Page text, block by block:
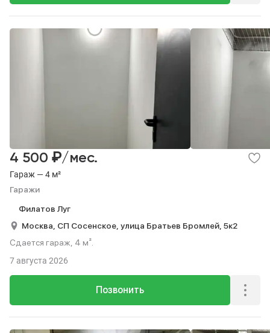
Гараж — 4 м²
Гаражи
4 500 ₽/мес.
Филатов Луг
Москва, СП Сосенское, улица Братьев Бромлей, 5к2
Сдается гараж, 4 м².
Позвонить
7 августа 2026